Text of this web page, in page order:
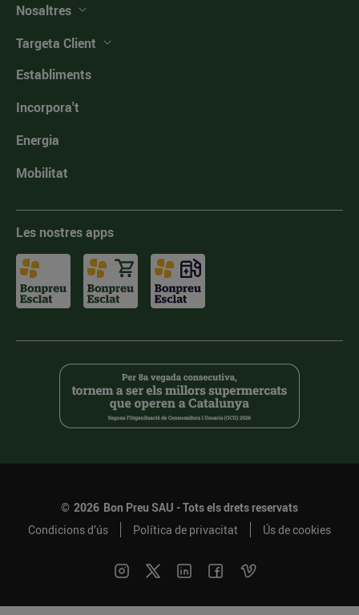
Nosaltres
Targeta Client
Establiments
Incorpora't
Energia
Mobilitat
Les nostres apps
© 2026 Bon Preu SAU - Tots els drets reservats
Condicions d’ús
Política de privacitat Ús de cookies